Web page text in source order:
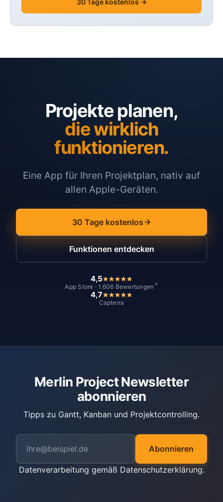
Projekte planen,
die wirklich
funktionieren.
Eine App für Ihren Projektplan, nativ auf
allen Apple-Geräten.
30 Tage kostenlos
Funktionen entdecken
4,5
App Store · 1.606 Bewertungen *
4,7
Capterra
Merlin Project Newsletter
abonnieren
Tipps zu Gantt, Kanban und Projektcontrolling.
Abonnieren
Datenverarbeitung gemäß Datenschutzerklärung.